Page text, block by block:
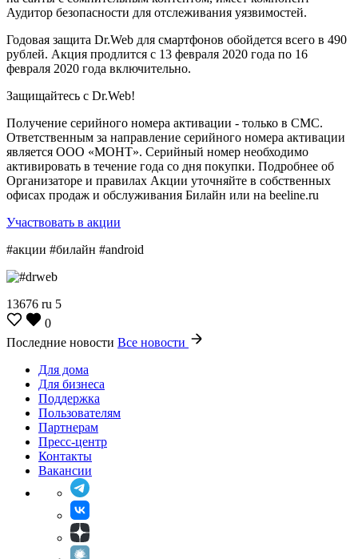
Аудитор безопасности для отслеживания уязвимостей.
Годовая защита Dr.Web для смартфонов обойдется всего в 490
рублей. Акция продлится с 13 февраля 2020 года по 16
февраля 2020 года включительно.
Защищайтесь с Dr.Web!
Получение серийного номера активации - только в СМС.
Ответственным за направление серийного номера активации
является ООО «МОНТ». Серийный номер необходимо
активировать в течение года со дня покупки. Подробнее об
Организаторе и правилах Акции уточняйте в собственных
офисах продаж и обслуживания Билайн или на beeline.ru
Участвовать в акции
#акции #билайн #android
13676 ru 5
0
Последние новости Все новости
Для дома
Для бизнеса
Поддержка
Пользователям
Партнерам
Пресс-центр
Контакты
Вакансии